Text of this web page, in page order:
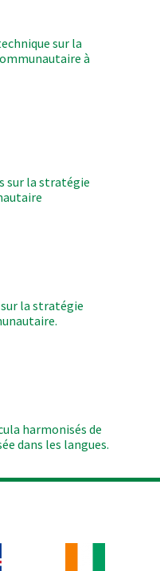
sur la
à
sur la stratégie
la stratégie
harmonisés de
dans les langues.